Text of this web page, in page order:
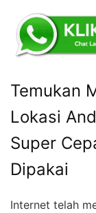
Temukan
Lokasi
Super
Dipakai
Internet telah